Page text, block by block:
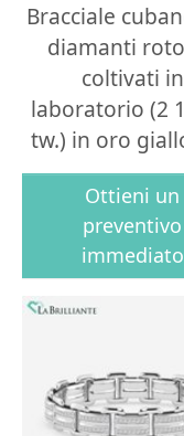
Bracciale
diamanti
coltivati in
laboratorio (2
tw.) in oro
Ottieni un
preventivo
immediato